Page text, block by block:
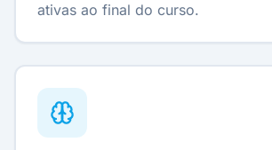
ativas ao final do curso.